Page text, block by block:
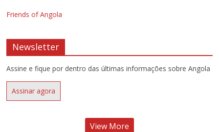
Friends of Angola
Newsletter
Assine e fique por dentro das últimas informações sobre Angola
Assinar agora
View More